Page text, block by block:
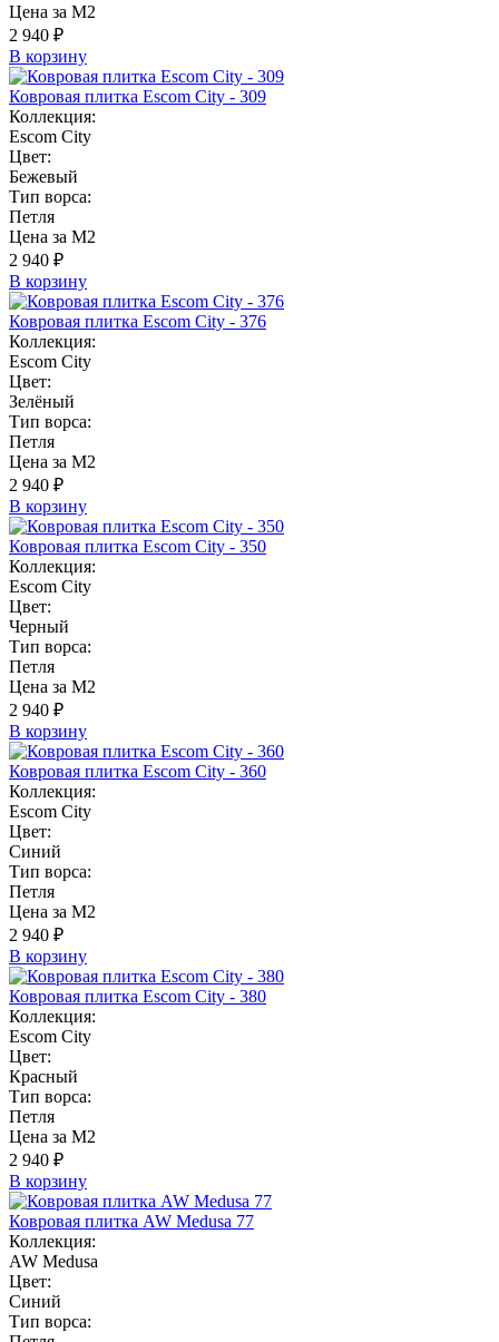
Цена за М2
2 940 ₽
В корзину
Ковровая плитка Escom City - 309
Коллекция:
Escom City
Цвет:
Бежевый
Тип ворса:
Петля
Цена за М2
2 940 ₽
В корзину
Ковровая плитка Escom City - 376
Коллекция:
Escom City
Цвет:
Зелёный
Тип ворса:
Петля
Цена за М2
2 940 ₽
В корзину
Ковровая плитка Escom City - 350
Коллекция:
Escom City
Цвет:
Черный
Тип ворса:
Петля
Цена за М2
2 940 ₽
В корзину
Ковровая плитка Escom City - 360
Коллекция:
Escom City
Цвет:
Синий
Тип ворса:
Петля
Цена за М2
2 940 ₽
В корзину
Ковровая плитка Escom City - 380
Коллекция:
Escom City
Цвет:
Красный
Тип ворса:
Петля
Цена за М2
2 940 ₽
В корзину
Ковровая плитка AW Medusa 77
Коллекция:
AW Medusa
Цвет:
Синий
Тип ворса: